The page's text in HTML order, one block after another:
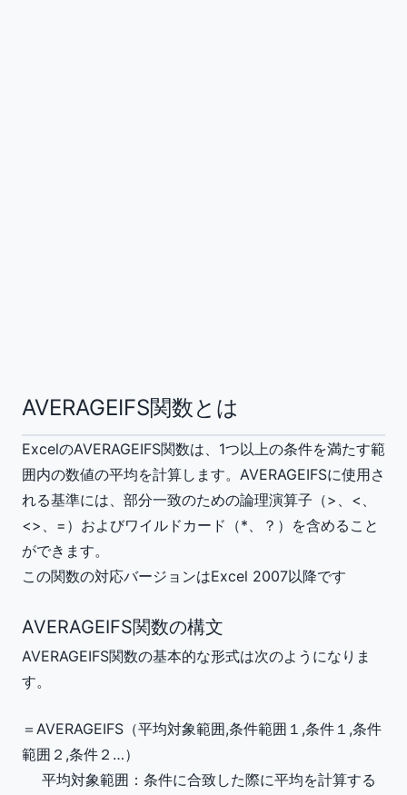
AVERAGEIFS関数とは
ExcelのAVERAGEIFS関数は、1つ以上の条件を満たす範
囲内の数値の平均を計算します。AVERAGEIFSに使用さ
れる基準には、部分一致のための論理演算子（>、<、
<>、=）およびワイルドカード（*、？）を含めること
ができます。
この関数の対応バージョンはExcel 2007以降です
AVERAGEIFS関数の構文
AVERAGEIFS関数の基本的な形式は次のようになりま
す。
＝AVERAGEIFS（平均対象範囲,条件範囲１ ,条件１ ,条件
範囲２ ,条件２ …）
平均対象範囲 ：条件に合致した際に平均を計算する